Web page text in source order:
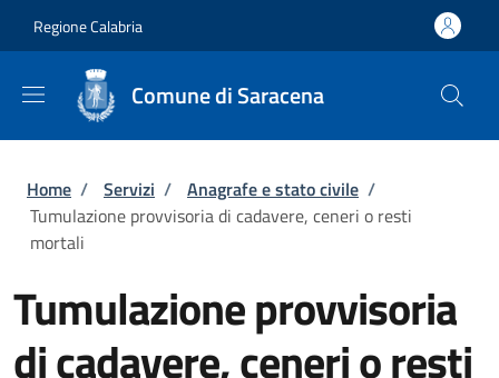
Regione Calabria
Comune di Saracena
Briciole di pane
Home / Servizi / Anagrafe e stato civile /
Tumulazione provvisoria di cadavere, ceneri o resti
mortali
Tumulazione provvisoria
di cadavere, ceneri o resti